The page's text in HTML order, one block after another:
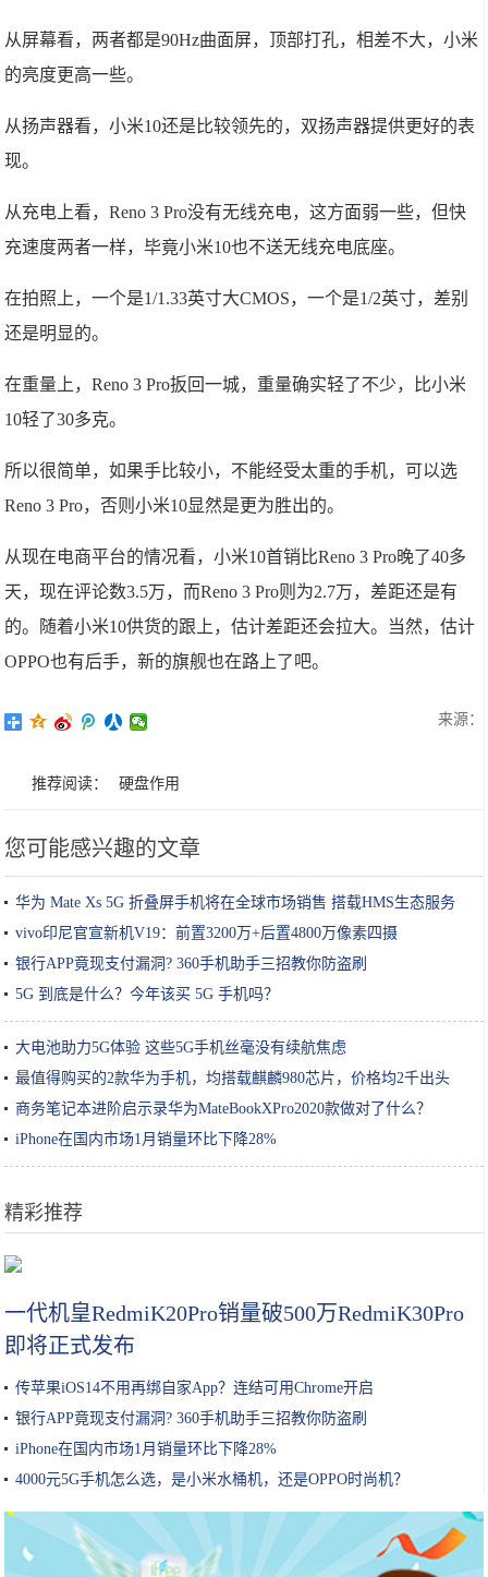
从屏幕看，两者都是90Hz曲面屏，顶部打孔，相差不大，小米
的亮度更高一些。
从扬声器看，小米10还是比较领先的，双扬声器提供更好的表
现。
从充电上看，Reno 3 Pro没有无线充电，这方面弱一些，但快
充速度两者一样，毕竟小米10也不送无线充电底座。
在拍照上，一个是1/1.33英寸大CMOS，一个是1/2英寸，差别
还是明显的。
在重量上，Reno 3 Pro扳回一城，重量确实轻了不少，比小米
10轻了30多克。
所以很简单，如果手比较小，不能经受太重的手机，可以选
Reno 3 Pro，否则小米10显然是更为胜出的。
从现在电商平台的情况看，小米10首销比Reno 3 Pro晚了40多
天，现在评论数3.5万，而Reno 3 Pro则为2.7万，差距还是有
的。随着小米10供货的跟上，估计差距还会拉大。当然，估计
OPPO也有后手，新的旗舰也在路上了吧。
来源：
推荐阅读： 硬盘作用
您可能感兴趣的文章
华为 Mate Xs 5G 折叠屏手机将在全球市场销售 搭载HMS生态服务
vivo印尼官宣新机V19：前置3200万+后置4800万像素四摄
银行APP竟现支付漏洞? 360手机助手三招教你防盗刷
5G 到底是什么？今年该买 5G 手机吗？
大电池助力5G体验 这些5G手机丝毫没有续航焦虑
最值得购买的2款华为手机，均搭载麒麟980芯片，价格均2千出头
商务笔记本进阶启示录华为MateBookXPro2020款做对了什么？
iPhone在国内市场1月销量环比下降28%
精彩推荐
一代机皇RedmiK20Pro销量破500万RedmiK30Pro
即将正式发布
传苹果iOS14不用再绑自家App？连结可用Chrome开启
银行APP竟现支付漏洞? 360手机助手三招教你防盗刷
iPhone在国内市场1月销量环比下降28%
4000元5G手机怎么选，是小米水桶机，还是OPPO时尚机？